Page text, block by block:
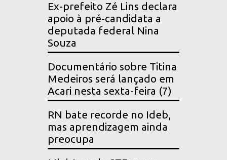
Ex-prefeito Zé Lins declara
apoio à pré-candidata a
deputada federal Nina
Souza
Documentário sobre Titina
Medeiros será lançado em
Acari nesta sexta-feira (7)
RN bate recorde no Ideb,
mas aprendizagem ainda
preocupa